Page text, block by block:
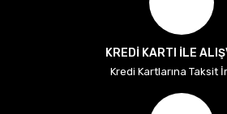
KREDİ KARTI İLE
Kredi Kartlarına Taksit